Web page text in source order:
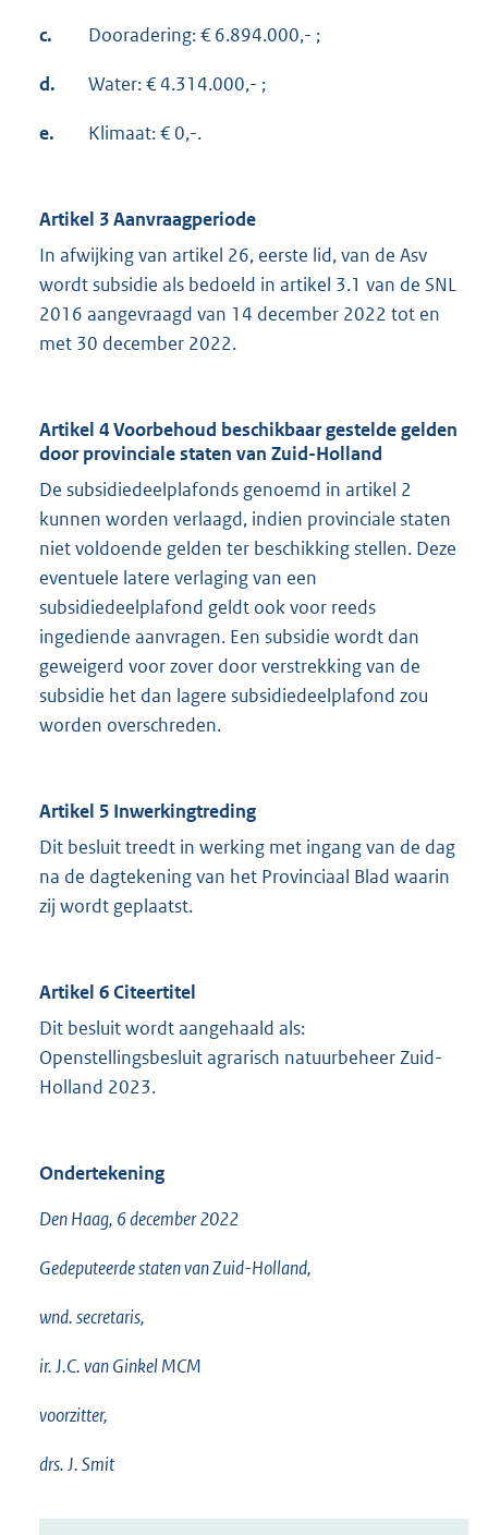
c. Dooradering: € 6.894.000,- ;
d. Water: € 4.314.000,- ;
e. Klimaat: € 0,-.
Artikel 3 Aanvraagperiode
In afwijking van artikel 26, eerste lid, van de Asv
wordt subsidie als bedoeld in artikel 3.1 van de SNL
2016 aangevraagd van 14 december 2022 tot en
met 30 december 2022.
Artikel 4 Voorbehoud beschikbaar gestelde gelden
door provinciale staten van Zuid-Holland
De subsidiedeelplafonds genoemd in artikel 2
kunnen worden verlaagd, indien provinciale staten
niet voldoende gelden ter beschikking stellen. Deze
eventuele latere verlaging van een
subsidiedeelplafond geldt ook voor reeds
ingediende aanvragen. Een subsidie wordt dan
geweigerd voor zover door verstrekking van de
subsidie het dan lagere subsidiedeelplafond zou
worden overschreden.
Artikel 5 Inwerkingtreding
Dit besluit treedt in werking met ingang van de dag
na de dagtekening van het Provinciaal Blad waarin
zij wordt geplaatst.
Artikel 6 Citeertitel
Dit besluit wordt aangehaald als:
Openstellingsbesluit agrarisch natuurbeheer Zuid-
Holland 2023.
Ondertekening
Den Haag, 6 december 2022
Gedeputeerde staten van Zuid-Holland,
wnd. secretaris,
ir. J.C. van Ginkel MCM
voorzitter,
drs. J. Smit